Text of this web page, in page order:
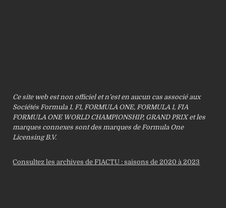
Ce site web est non officiel et n’est en aucun cas associé aux
Sociétés Formula 1. F1, FORMULA ONE, FORMULA 1, FIA
FORMULA ONE WORLD CHAMPIONSHIP, GRAND PRIX et les
marques connexes sont des marques de Formula One
Licensing B.V.
Consultez les archives de F1ACTU : saisons de 2020 à 2023